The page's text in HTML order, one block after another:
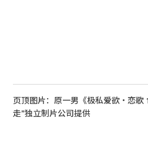
页顶图片：原一男《极私爱欲‧恋歌
走”独立制片公司提供